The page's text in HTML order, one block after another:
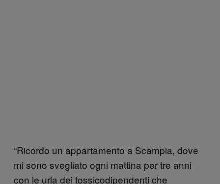
“Ricordo un appartamento a Scampia, dove
mi sono svegliato ogni mattina per tre anni
con le urla dei tossicodipendenti che